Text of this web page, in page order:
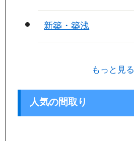
新築・築浅
もっと見る
人気の間取り